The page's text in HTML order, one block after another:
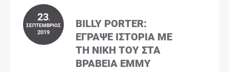
23.
ΣΕΠΤΈΜΒΡΙΟΣ
2019
BILLY PORTER:
ΈΓΡΑΨΕ ΙΣΤΟΡΊΑ ΜΕ
ΤΗ ΝΊΚΗ ΤΟΥ ΣΤΑ
ΒΡΑΒΕΊΑ EMMY